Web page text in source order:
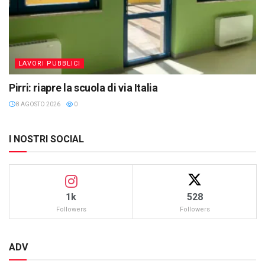
LAVORI PUBBLICI
Pirri: riapre la scuola di via Italia
8 AGOSTO 2026 0
I NOSTRI SOCIAL
1k
Followers
528
Followers
ADV